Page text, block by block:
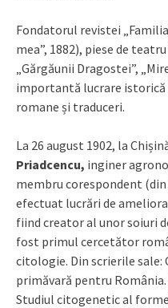
Fondatorul revistei
mea”, 1882), piese de
„Gărgăunii Dragostei”,
importantă lucrare istorică
romane și traduceri.
La 26 august 1902, la
Priadcencu, inginer
membru corespondent (din
efectuat lucrări de
fiind creator al unor soiuri
fost primul cercetător
citologie. Din scrierile sale:
primăvară pentru
Studiul citogenetic al